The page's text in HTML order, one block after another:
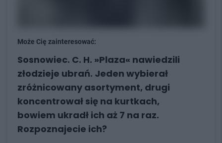
Może Cię zainteresować:
Sosnowiec. C. H. »Plaza« nawiedzili
złodzieje ubrań. Jeden wybierał
zróżnicowany asortyment, drugi
koncentrował się na kurtkach,
bowiem ukradł ich aż 7 na raz.
Rozpoznajecie ich?